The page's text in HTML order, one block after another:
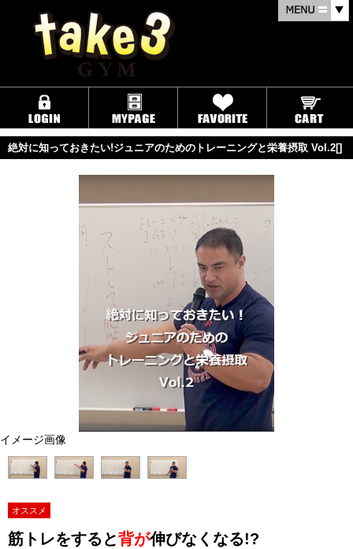
絶対に知っておきたい!ジュニアのためのトレーニングと栄養摂取 Vol.2[]
イメージ画像
オススメ
筋トレをすると背が伸びなくなる!?